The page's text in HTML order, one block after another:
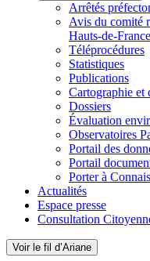
Arrêtés
Avis du comité
Hauts-de-
Téléprocédures
Statistiques
Publications
Cartographie et
Dossiers
Évaluation
Observatoires
Portail des
Portail
Porter à
Actualités
Espace presse
Consultation
Voir le fil d’Ariane